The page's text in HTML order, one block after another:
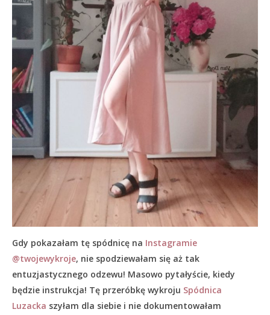
Gdy pokazałam tę spódnicę na Instagramie
@twojewykroje, nie spodziewałam się aż tak
entuzjastycznego odzewu! Masowo pytałyście, kiedy
będzie instrukcja! Tę przeróbkę wykroju Spódnica
Luzacka szyłam dla siebie i nie dokumentowałam